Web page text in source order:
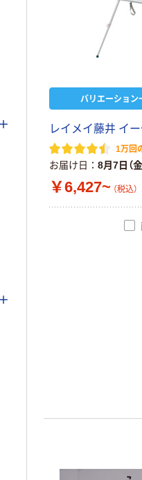
バリエーション
レイメイ藤井 イ
1万回
お届け日 8月7日（金
￥6,427~ （税込）